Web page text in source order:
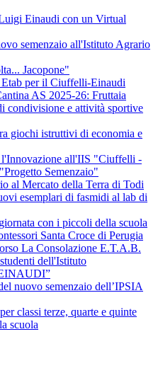
Einaudi con un Virtual
semenzaio all'Istituto Agrario
Jacopone"
per il Ciuffelli-Einaudi
AS 2025-26: Fruttaia
condivisione e attività sportive
giochi istruttivi di economia e
all'IIS "Ciuffelli -
Semenzaio"
al Mercato della Terra di Todi
esemplari di fasmidi al lab di
con i piccoli della scuola
Santa Croce di Perugia
La Consolazione E.T.A.B.
dell'Istituto
nuovo semenzaio dell’IPSIA
classi terze, quarte e quinte
scuola